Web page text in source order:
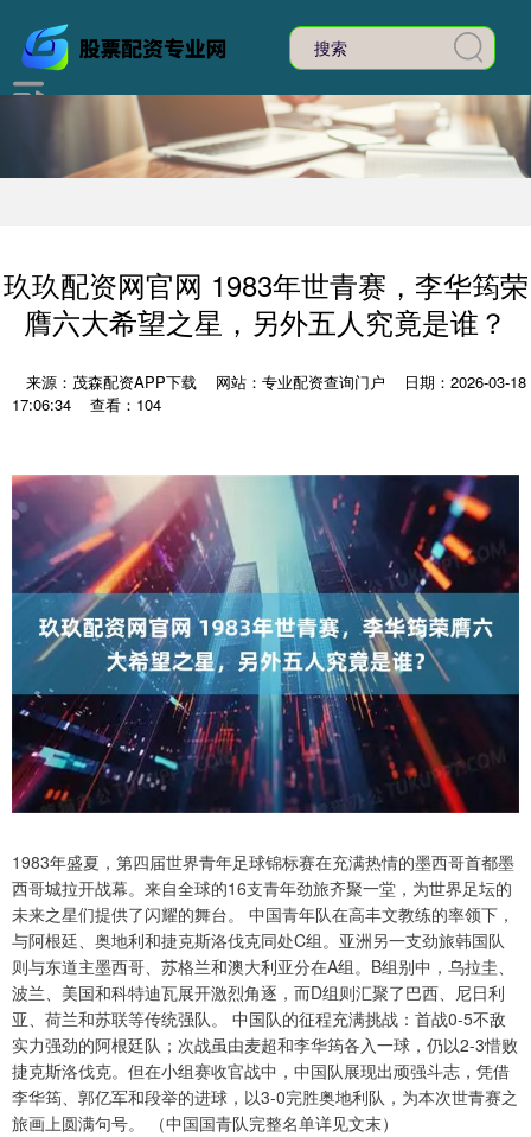
玖玖配资网官网 1983年世青赛，李华筠荣
膺六大希望之星，另外五人究竟是谁？
来源：茂森配资APP下载 网站：专业配资查询门户
日期：2026-03-18
17:06:34
查看：104
1983年盛夏，第四届世界青年足球锦标赛在充满热情的墨西哥首都墨
西哥城拉开战幕。来自全球的16支青年劲旅齐聚一堂，为世界足坛的
未来之星们提供了闪耀的舞台。 中国青年队在高丰文教练的率领下，
与阿根廷、奥地利和捷克斯洛伐克同处C组。亚洲另一支劲旅韩国队
则与东道主墨西哥、苏格兰和澳大利亚分在A组。B组别中，乌拉圭、
波兰、美国和科特迪瓦展开激烈角逐，而D组则汇聚了巴西、尼日利
亚、荷兰和苏联等传统强队。 中国队的征程充满挑战：首战0-5不敌
实力强劲的阿根廷队；次战虽由麦超和李华筠各入一球，仍以2-3惜败
捷克斯洛伐克。但在小组赛收官战中，中国队展现出顽强斗志，凭借
李华筠、郭亿军和段举的进球，以3-0完胜奥地利队，为本次世青赛之
旅画上圆满句号。 （中国国青队完整名单详见文末）